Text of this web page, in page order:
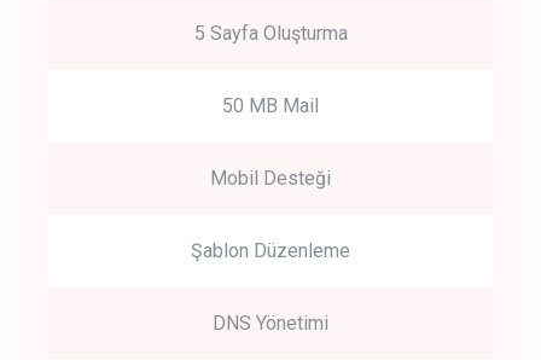
5 Sayfa Oluşturma
50 MB Mail
Mobil Desteği
Şablon Düzenleme
DNS Yönetimi